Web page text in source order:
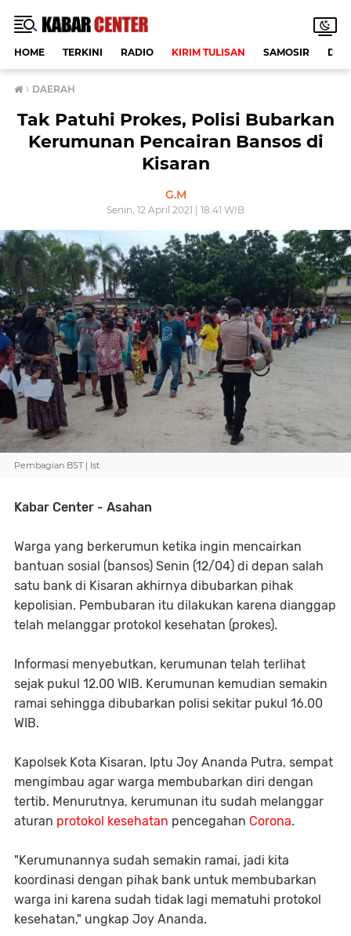
HOME TERKINI RADIO KIRIM TULISAN SAMOSIR
› DAERAH
Tak Patuhi Prokes, Polisi Bubarkan
Kerumunan Pencairan Bansos di
Kisaran
G.M
Senin, 12 April 2021 | 18:41 WIB
Pembagian BST | Ist
Kabar Center - Asahan
Warga yang berkerumun ketika ingin mencairkan
bantuan sosial (bansos) Senin (12/04) di depan salah
satu bank di Kisaran akhirnya dibubarkan pihak
kepolisian. Pembubaran itu dilakukan karena dianggap
telah melanggar protokol kesehatan (prokes).
Informasi menyebutkan, kerumunan telah terlihat
sejak pukul 12.00 WIB. Kerumunan kemudian semakin
ramai sehingga dibubarkan polisi sekitar pukul 16.00
WIB.
Kapolsek Kota Kisaran, Iptu Joy Ananda Putra, sempat
mengimbau agar warga membubarkan diri dengan
tertib. Menurutnya, kerumunan itu sudah melanggar
aturan protokol kesehatan pencegahan Corona.
"Kerumunannya sudah semakin ramai, jadi kita
koordinasi dengan pihak bank untuk membubarkan
warga ini karena sudah tidak lagi mematuhi protokol
kesehatan," ungkap Joy Ananda.